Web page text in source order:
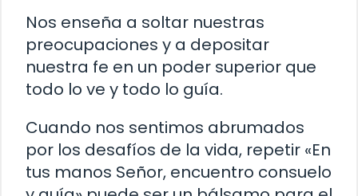
Nos enseña a soltar nuestras
preocupaciones y a depositar
nuestra fe en un poder superior que
todo lo ve y todo lo guía.
Cuando nos sentimos abrumados
por los desafíos de la vida, repetir «En
tus manos Señor, encuentro consuelo